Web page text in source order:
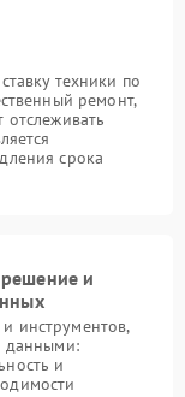
техники по
ремонт,
срока
и
инструментов,
данными:
и